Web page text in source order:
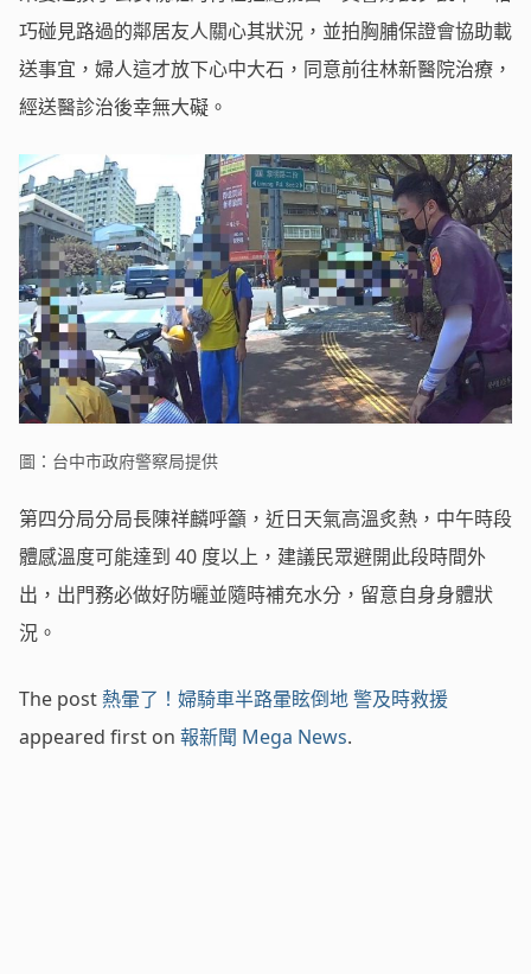
巧碰見路過的鄰居友人關心其狀況，並拍胸脯保證會協助載
送事宜，婦人這才放下心中大石，同意前往林新醫院治療，
經送醫診治後幸無大礙。
圖：台中市政府警察局提供
第四分局分局長陳祥麟呼籲，近日天氣高溫炙熱，中午時段
體感溫度可能達到 40 度以上，建議民眾避開此段時間外
出，出門務必做好防曬並隨時補充水分，留意自身身體狀
況。
The post 熱暈了！婦騎車半路暈眩倒地 警及時救援
appeared first on 報新聞 Mega News.